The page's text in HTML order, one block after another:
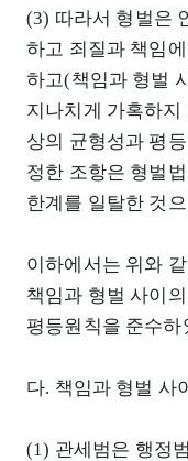
(3) 따라서 형벌은
하고 죄질과 책임
하고(책임과 형벌
지나치게 가혹하
상의 균형성과 평
정한 조항은 형벌
한계를 일탈한 것
이하에서는 위와
책임과 형벌 사이
평등원칙을 준수
다. 책임과 형벌 사
(1) 관세범은 행정